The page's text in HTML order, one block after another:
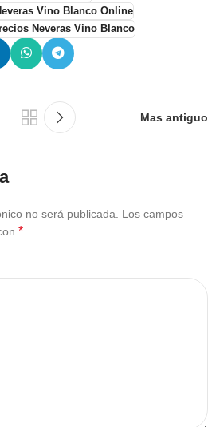
Vino Blanco Online
Neveras Vino Blanco
Mas antiguo
no será publicada.
Los campos
*